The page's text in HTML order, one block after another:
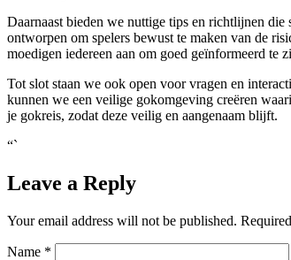
Daarnaast bieden we nuttige tips en richtlijnen
ontworpen om spelers bewust te maken van de
moedigen iedereen aan om goed geïnformeerd te
Tot slot staan we ook open voor vragen en
kunnen we een veilige gokomgeving creëren
je gokreis, zodat deze veilig en aangenaam blijft.
“`
Leave a Reply
Your email address will not be published.
Name *